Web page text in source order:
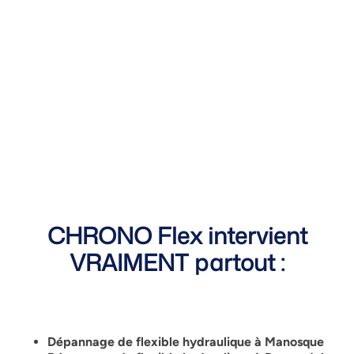
CHRONO Flex intervient
VRAIMENT partout :
Dépannage de flexible hydraulique à Manosque